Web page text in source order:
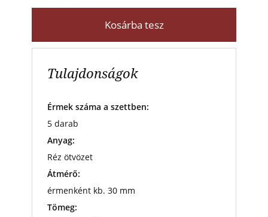
Kosárba tesz
Tulajdonságok
Érmek száma a szettben:
5 darab
Anyag:
Réz ötvözet
Átmérő:
érmenként kb. 30 mm
Tömeg: